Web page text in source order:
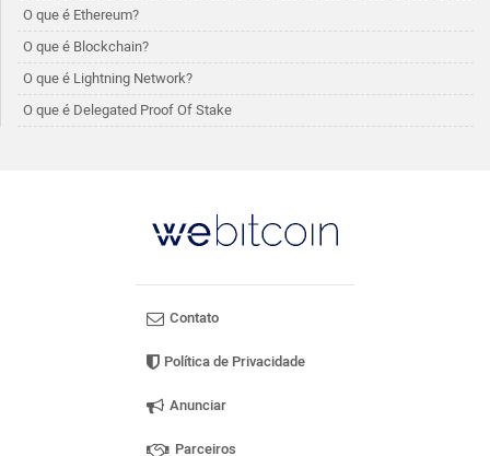
O que é Ethereum?
O que é Blockchain?
O que é Lightning Network?
O que é Delegated Proof Of Stake
Contato
Política de Privacidade
Anunciar
Parceiros